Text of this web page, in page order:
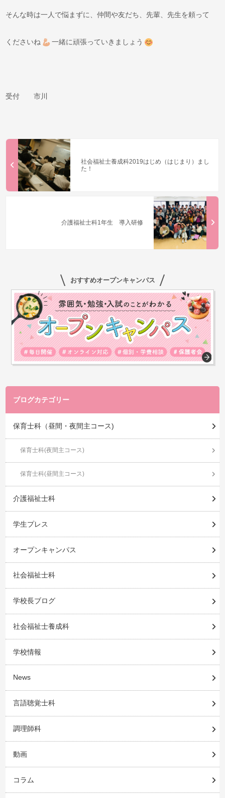
そんな時は一人で悩まずに、仲間や友だち、先輩、先生を頼って
くださいね 一緒に頑張っていきましょう
受付 市川
社会福祉士養成科2019はじめ（はじまり）まし
た！
介護福祉士科1年生 導入研修
おすすめオープンキャンパス
ブログカテゴリー
保育士科（昼間・夜間主コース)
保育士科(夜間主コース)
保育士科(昼間主コース)
介護福祉士科
学生プレス
オープンキャンパス
社会福祉士科
学校長ブログ
社会福祉士養成科
学校情報
News
言語聴覚士科
調理師科
動画
コラム